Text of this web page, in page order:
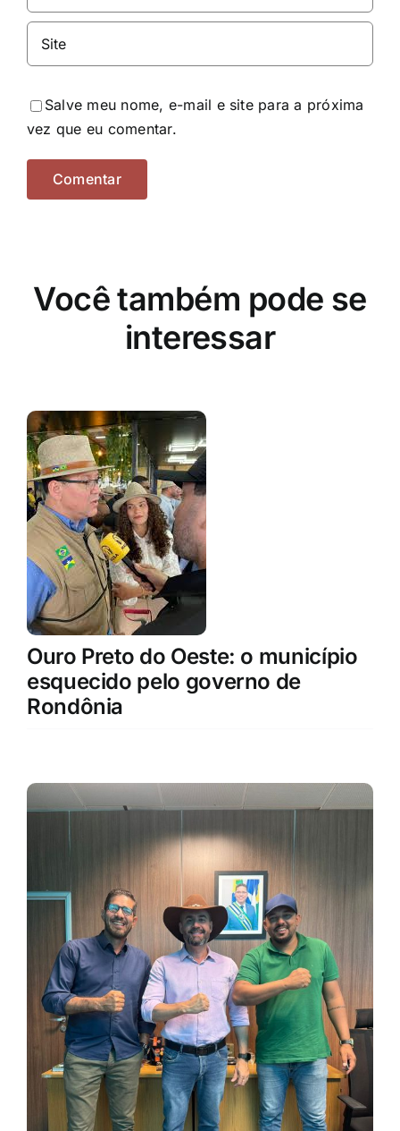
Salve meu nome, e-mail e site para a próxima
vez que eu comentar.
Você também pode se
interessar
Ouro Preto do Oeste: o município
esquecido pelo governo de
Rondônia